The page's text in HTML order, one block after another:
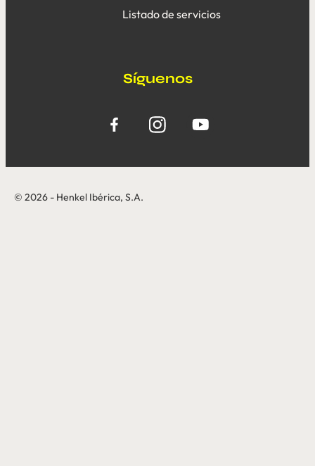
Listado de servicios
Síguenos
© 2026 - Henkel Ibérica, S.A.